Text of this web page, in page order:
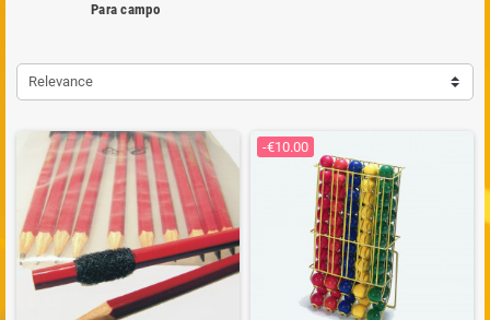
Para campo
Relevance
-€10.00